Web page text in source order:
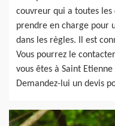
couvreur qui a toutes
prendre en charge pour
dans les règles. Il est
Vous pourrez le
vous êtes à Saint
Demandez-lui un devis